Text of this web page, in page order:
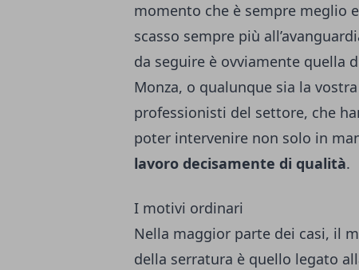
momento che è sempre meglio
scasso sempre più
da seguire è ovviamente quella
Monza, o qualunque sia la
professionisti del settore, che
poter intervenire non solo in
lavoro decisamente di qualità.
I motivi ordinari
Nella maggior parte dei casi, il
della serratura è quello legato